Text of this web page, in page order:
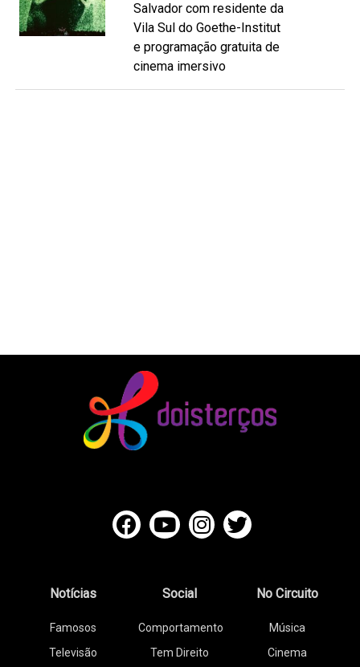
Salvador com residente da
Vila Sul do Goethe-Institut
e programação gratuita de
cinema imersivo
Notícias
Famosos
Televisão
Social
Comportamento
Tem Direito
No Circuito
Música
Cinema